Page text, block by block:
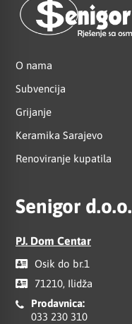
O nama
Subvencija
Grijanje
Keramika Sarajevo
Renoviranje kupatila
Senigor d.o.o.
PJ. Dom Centar
Osik do br.1
71210, Ilidža
Prodavnica:
033 230 310